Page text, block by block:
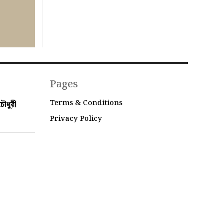
Pages
Terms & Conditions
Privacy Policy